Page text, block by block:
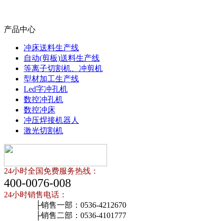
产品中心
冲床送料生产线
自动(剪板)送料生产线
等离子切割机、冲剪机
型材加工生产线
Led字冲孔机
数控冲孔机
数控冲床
冲压焊接机器人
激光切割机
24小时全国免费服务热线：
400-0076-008
24小时销售电话：
├销售一部：0536-4212670
├销售二部：0536-4101777